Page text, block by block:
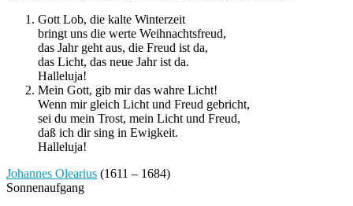
Gott Lob, die kalte Winterzeit
bringt uns die werte Weihnachtsfreud,
das Jahr geht aus, die Freud ist da,
das Licht, das neue Jahr ist da.
Halleluja!
Mein Gott, gib mir das wahre Licht!
Wenn mir gleich Licht und Freud gebricht,
sei du mein Trost, mein Licht und Freud,
daß ich dir sing in Ewigkeit.
Halleluja!
Johannes Olearius (1611 – 1684)
Sonnenaufgang